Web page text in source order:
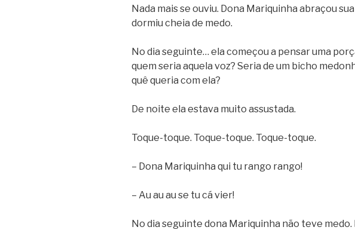
Nada mais se ouviu. Dona Mariquinha abraçou
dormiu cheia de medo.
No dia seguinte… ela começou a pensar uma
quem seria aquela voz? Seria de um bicho
quê queria com ela?
De noite ela estava muito assustada.
Toque-toque. Toque-toque. Toque-toque.
– Dona Mariquinha qui tu rango rango!
– Au au au se tu cá vier!
No dia seguinte dona Mariquinha não teve medo.